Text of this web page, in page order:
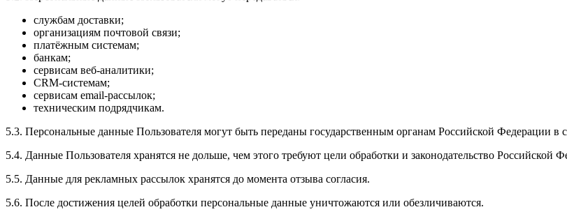
службам доставки;
организациям почтовой связи;
платёжным системам;
банкам;
сервисам веб-аналитики;
CRM-системам;
сервисам email-рассылок;
техническим подрядчикам.
5.3. Персональные данные Пользователя могут быть переданы государственным органам Российской Федерации в
5.4. Данные Пользователя хранятся не дольше, чем этого требуют цели обработки и законодательство Российской
5.5. Данные для рекламных рассылок хранятся до момента отзыва согласия.
5.6. После достижения целей обработки персональные данные уничтожаются или обезличиваются.